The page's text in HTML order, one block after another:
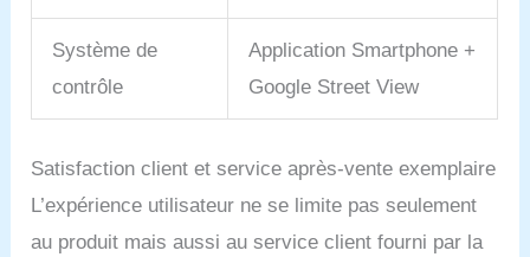
Comme tous les produits
SPORTSTECH, le SX200
Indoor Bike convainc par
son design compact et
intelligent grâce à son
cm (Lxlxh), une selle
distance de 65-72 cm au
milieu du guidon et une
Système de
contrôle
Application Smartphone +
Google Street View
Satisfaction client et service après-vente exemplaire
L’expérience utilisateur ne se limite pas seulement
au produit mais aussi au service client fourni par la